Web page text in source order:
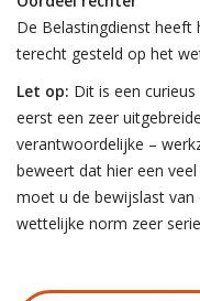
De Belastingdienst
terecht gesteld op het
Let op: Dit is een
eerst een zeer
verantwoordelijke –
beweert dat hier een
moet u de bewijslast van
wettelijke norm zeer